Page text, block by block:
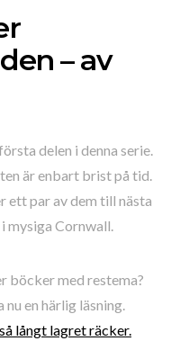
– av
delen i denna serie.
är enbart brist på tid.
ett par av dem till nästa
mysiga Cornwall.
böcker med restema?
nu en härlig läsning.
långt lagret räcker.